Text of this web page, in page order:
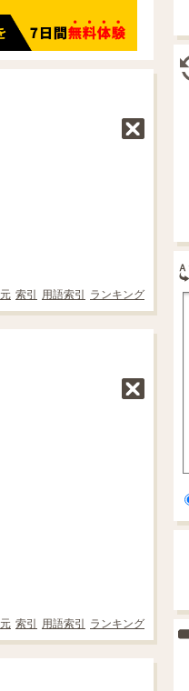
索引 用語索引 ランキング
索引 用語索引 ランキング